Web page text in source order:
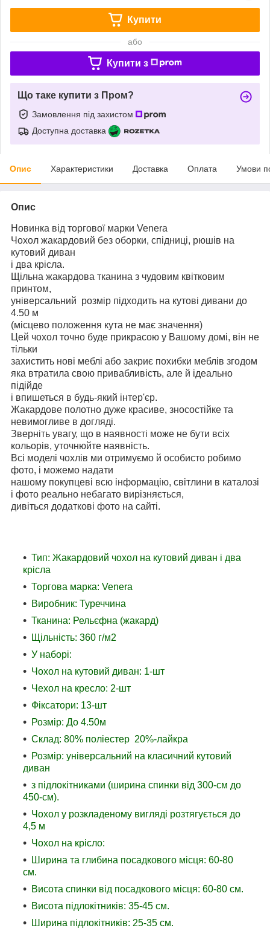
Купити
або
Купити з
Що таке купити з Пром?
Замовлення під захистом
Доступна доставка
Опис Характеристики Доставка Оплата Умови
Опис
Новинка від торгової марки Venera
Чохол жакардовий без оборки, спідниці, рюшів на
кутовий диван
і два крісла.
Щільна жакардова тканина з чудовим квітковим
принтом,
універсальний розмір підходить на кутові дивани до
4.50 м
(місцево положення кута не має значення)
Цей чохол точно буде прикрасою у Вашому домі, він не
тільки
захистить нові меблі або закриє похибки меблів згодом
яка втратила свою привабливість, але й ідеально
підійде
і впишеться в будь-який інтер'єр.
Жакардове полотно дуже красиве, зносостійке та
невимогливе в догляді.
Зверніть увагу, що в наявності може не бути всіх
кольорів, уточнюйте наявність.
Всі моделі чохлів ми отримуємо й особисто робимо
фото, і можемо надати
нашому покупцеві всю інформацію, світлини в каталозі
і фото реально небагато вирізняється,
дивіться додаткові фото на сайті.
Тип: Жакардовий чохол на кутовий диван і два
крісла
Торгова марка: Venera
Виробник: Туреччина
Тканина: Рельєфна (жакард)
Щільність: 360 г/м2
У наборі:
Чохол на кутовий диван: 1-шт
Чехол на кресло: 2-шт
Фіксатори: 13-шт
Розмір: До 4.50м
Склад: 80% поліестер 20%-лайкра
Розмір: універсальний на класичний кутовий
диван
з підлокітниками (ширина спинки від 300-см до
450-см).
Чохол у розкладеному вигляді розтягується до
4,5 м
Чохол на крісло:
Ширина та глибина посадкового місця: 60-80
см.
Висота спинки від посадкового місця: 60-80 см.
Висота підлокітників: 35-45 см.
Ширина підлокітників: 25-35 см.